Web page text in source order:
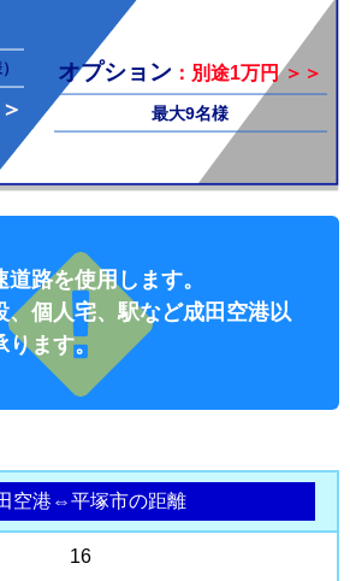
他料
オプション ：別途1万円 ＞＞
最大9名様
路を使用します。
個人宅、駅など成田空港以
ます。
空港⇔平塚市の距離
16